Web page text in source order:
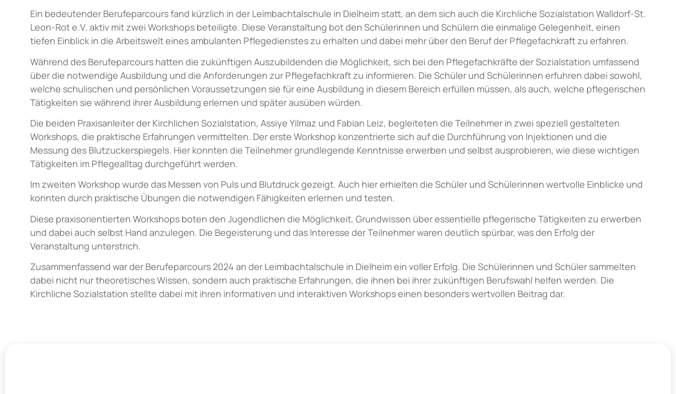
Ein bedeutender Berufeparcours fand kürzlich in der Leimbachtalschule in Dielheim statt, an dem sich auch die Kirchliche Sozialstation Walldorf-St.
Leon-Rot e.V. aktiv mit zwei Workshops beteiligte. Diese Veranstaltung bot den Schülerinnen und Schülern die einmalige Gelegenheit, einen
tiefen Einblick in die Arbeitswelt eines ambulanten Pflegedienstes zu erhalten und dabei mehr über den Beruf der Pflegefachkraft zu erfahren.
Während des Berufeparcours hatten die zukünftigen Auszubildenden die Möglichkeit, sich bei den Pflegefachkräfte der Sozialstation umfassend
über die notwendige Ausbildung und die Anforderungen zur Pflegefachkraft zu informieren. Die Schüler und Schülerinnen erfuhren dabei sowohl,
welche schulischen und persönlichen Voraussetzungen sie für eine Ausbildung in diesem Bereich erfüllen müssen, als auch, welche pflegerischen
Tätigkeiten sie während ihrer Ausbildung erlernen und später ausüben würden.
Die beiden Praxisanleiter der Kirchlichen Sozialstation, Assiye Yilmaz und Fabian Leiz, begleiteten die Teilnehmer in zwei speziell gestalteten
Workshops, die praktische Erfahrungen vermittelten. Der erste Workshop konzentrierte sich auf die Durchführung von Injektionen und die
Messung des Blutzuckerspiegels. Hier konnten die Teilnehmer grundlegende Kenntnisse erwerben und selbst ausprobieren, wie diese wichtigen
Tätigkeiten im Pflegealltag durchgeführt werden.
Im zweiten Workshop wurde das Messen von Puls und Blutdruck gezeigt. Auch hier erhielten die Schüler und Schülerinnen wertvolle Einblicke und
konnten durch praktische Übungen die notwendigen Fähigkeiten erlernen und testen.
Diese praxisorientierten Workshops boten den Jugendlichen die Möglichkeit, Grundwissen über essentielle pflegerische Tätigkeiten zu erwerben
und dabei auch selbst Hand anzulegen. Die Begeisterung und das Interesse der Teilnehmer waren deutlich spürbar, was den Erfolg der
Veranstaltung unterstrich.
Zusammenfassend war der Berufeparcours 2024 an der Leimbachtalschule in Dielheim ein voller Erfolg. Die Schülerinnen und Schüler sammelten
dabei nicht nur theoretisches Wissen, sondern auch praktische Erfahrungen, die ihnen bei ihrer zukünftigen Berufswahl helfen werden. Die
Kirchliche Sozialstation stellte dabei mit ihren informativen und interaktiven Workshops einen besonders wertvollen Beitrag dar.